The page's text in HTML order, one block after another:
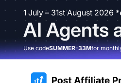
1 July – 31st August 2026
AI Agents
Use codeSUMMER-33Mfor
:site.title